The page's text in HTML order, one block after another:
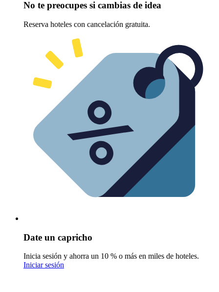
No te preocupes si cambias de idea
Reserva hoteles con cancelación gratuita.
Date un capricho
Inicia sesión y ahorra un 10 % o más en miles de hoteles.
Iniciar sesión